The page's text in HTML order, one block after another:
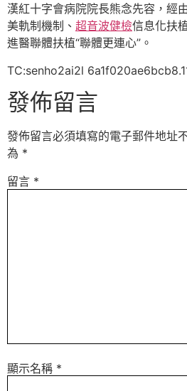
漢紅十字會病院院長熊念先容，經
美軌制機制、 超音波健檢信息化扶
進醫聯體扶植“聯體更連心”。
TC:senho2ai2l
發佈留言
發佈留言必須填寫的電子郵件地址
為 *
留言 *
顯示名稱 *